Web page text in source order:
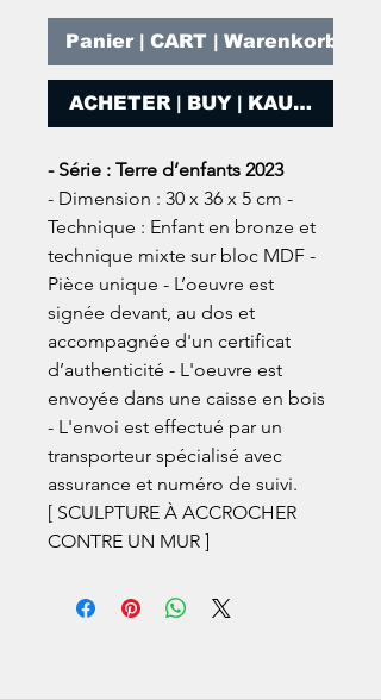
Panier | CART | Warenkorb
ACHETER | BUY | KAUFEN
- Série : Terre d’enfants 2023
- Dimension : 30 x 36 x 5 cm -
Technique : Enfant en bronze et
technique mixte sur bloc MDF -
Pièce unique - L’oeuvre est
signée devant, au dos et
accompagnée d'un certificat
d’authenticité - L'oeuvre est
envoyée dans une caisse en bois
- L'envoi est effectué par un
transporteur spécialisé avec
assurance et numéro de suivi.
[ SCULPTURE À ACCROCHER
CONTRE UN MUR ]